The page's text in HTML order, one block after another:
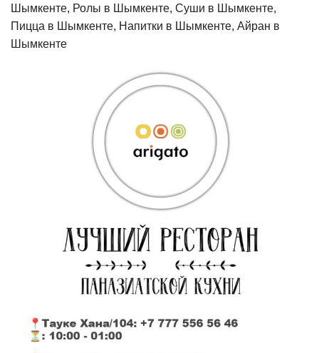
Шымкенте, Ролы в Шымкенте, Суши в Шымкенте,
Пицца в Шымкенте, Напитки в Шымкенте, Айран в
Шымкенте